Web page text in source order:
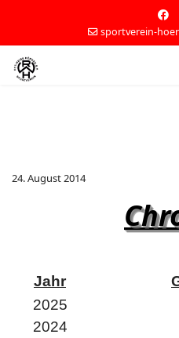
sportverein-
24. August 2014
Jahr
2025
2024